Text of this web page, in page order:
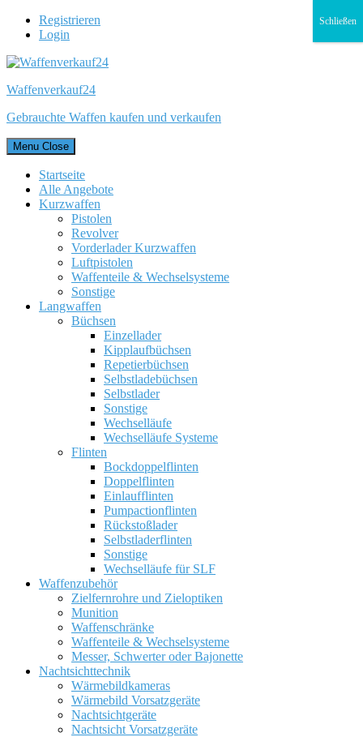
Registrieren
Login
Waffenverkauf24
Gebrauchte Waffen kaufen und verkaufen
Menu Close
Startseite
Alle Angebote
Kurzwaffen
Pistolen
Revolver
Vorderlader Kurzwaffen
Luftpistolen
Waffenteile & Wechselsysteme
Sonstige
Langwaffen
Büchsen
Einzellader
Kipplaufbüchsen
Repetierbüchsen
Selbstladebüchsen
Selbstlader
Sonstige
Wechselläufe
Wechselläufe Systeme
Flinten
Bockdoppelflinten
Doppelflinten
Einlaufflinten
Pumpactionflinten
Rückstoßlader
Selbstladerflinten
Sonstige
Wechselläufe für SLF
Waffenzubehör
Zielfernrohre und Zieloptiken
Munition
Waffenschränke
Waffenteile & Wechselsysteme
Messer, Schwerter oder Bajonette
Nachtsichttechnik
Wärmebildkameras
Wärmebild Vorsatzgeräte
Nachtsichtgeräte
Nachtsicht Vorsatzgeräte
Schließen